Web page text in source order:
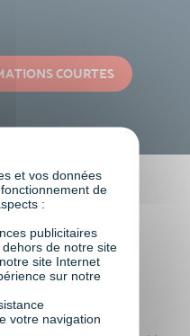
COURTES
VISIPLUS
c’est
et vos données
de
:
publicitaires
de notre site
site Internet
sur notre
votre navigation